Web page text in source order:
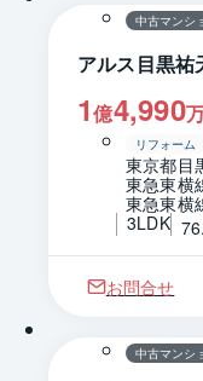
中古マンシ
アルス目黒祐
1億4,990
リフォーム
東京都目
東急東横
東急東横
3LDK
お問合せ
中古マンシ